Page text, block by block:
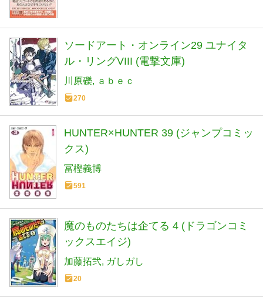
ソードアート・オンライン29 ユナイタ
ル・リングVIII (電撃文庫)
川原礫 ａｂｅｃ
270
HUNTER×HUNTER 39 (ジャンプコミッ
クス)
冨樫義博
591
魔のものたちは企てる 4 (ドラゴンコミ
ックスエイジ)
加藤拓弐 ガしガし
20